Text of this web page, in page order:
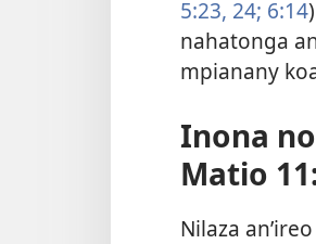
5:23, 24; 6:14
nahatonga
mpianany
Inona
Matio
Nilaza